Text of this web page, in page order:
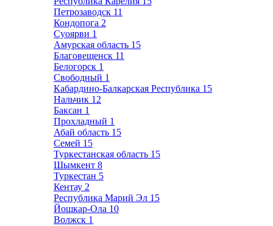
Петрозаводск 11
Кондопога 2
Суоярви 1
Амурская область 15
Благовещенск 11
Белогорск 1
Свободный 1
Кабардино-Балкарская Республика 15
Нальчик 12
Баксан 1
Прохладный 1
Абай область 15
Семей 15
Туркестанская область 15
Шымкент 8
Туркестан 5
Кентау 2
Республика Марий Эл 15
Йошкар-Ола 10
Волжск 1